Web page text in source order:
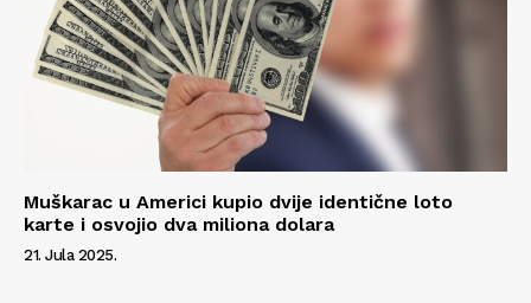
Muškarac u Americi kupio dvije identične loto
karte i osvojio dva miliona dolara
21. Jula 2025.